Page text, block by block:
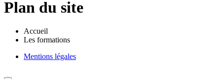
Plan du site
Accueil
Les formations
Mentions légales